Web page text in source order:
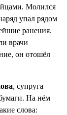
Молился
упал рядом
ранения.
врачи
он отошёл
, супруга
На нём
слова: